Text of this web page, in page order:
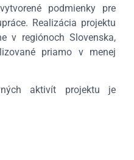
podmienky pre
Realizácia projektu
v regiónoch Slovenska,
priamo v menej
aktivít projektu je